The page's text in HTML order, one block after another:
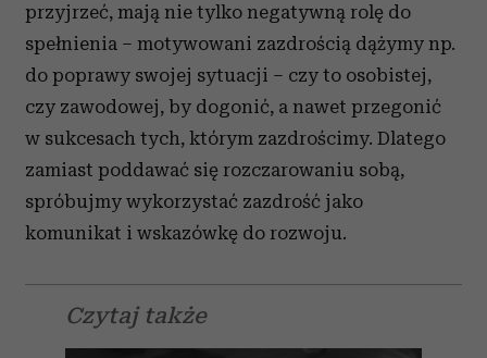
przyjrzeć, mają nie tylko negatywną rolę do
spełnienia – motywowani zazdrością dążymy np.
do poprawy swojej sytuacji – czy to osobistej,
czy zawodowej, by dogonić, a nawet przegonić
w sukcesach tych, którym zazdrościmy. Dlatego
zamiast poddawać się rozczarowaniu sobą,
spróbujmy wykorzystać zazdrość jako
komunikat i wskazówkę do rozwoju.
Czytaj także